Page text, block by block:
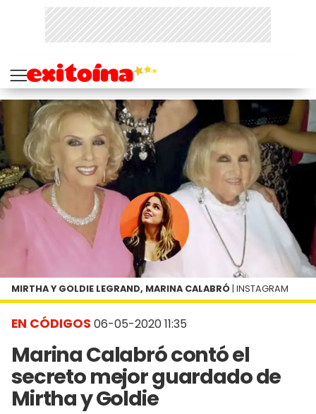
EN CÓDIGOS 06-05-2020 11:35
Marina Calabró contó el
secreto mejor guardado de
Mirtha y Goldie
MIRTHA Y GOLDIE LEGRAND, MARINA CALABRÓ | INSTAGRAM